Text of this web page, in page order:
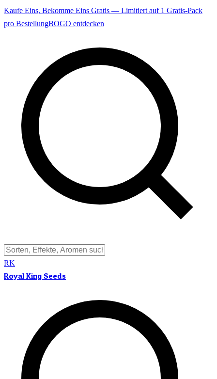
Kaufe Eins, Bekomme Eins Gratis — Limitiert auf 1 Gratis-Pack
pro BestellungBOGO entdecken
RK
Royal King Seeds